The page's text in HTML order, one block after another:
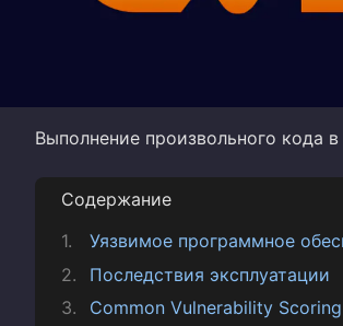
Выполнение произвольного кода в
Содержание
Уязвимое программное
Последствия эксплуатации
Common Vulnerability